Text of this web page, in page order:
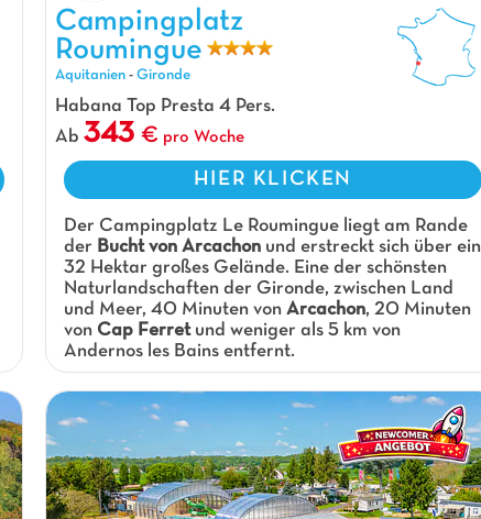
Campingplatz Roumingue, Campingplatz Aquitanien
Campingplatz
Roumingue
Aquitanien- Gironde
Habana Top Presta 4 Pers.
Ab 343 pro Woche
HIER KLICKEN
Der Campingplatz Le Roumingue liegt am Rande
der Bucht von Arcachonund erstreckt sich über ein
32 Hektar großes Gelände. Eine der schönsten
Naturlandschaften der Gironde, zwischen Land
und Meer, 40 Minuten von Arcachon, 20 Minuten
von Cap Ferretund weniger als 5 km von
Andernos les Bains entfernt.